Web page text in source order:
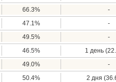
66.3%
-
47.1%
-
49.5%
-
46.5%
1 день
49.0%
-
50.4%
2 дня